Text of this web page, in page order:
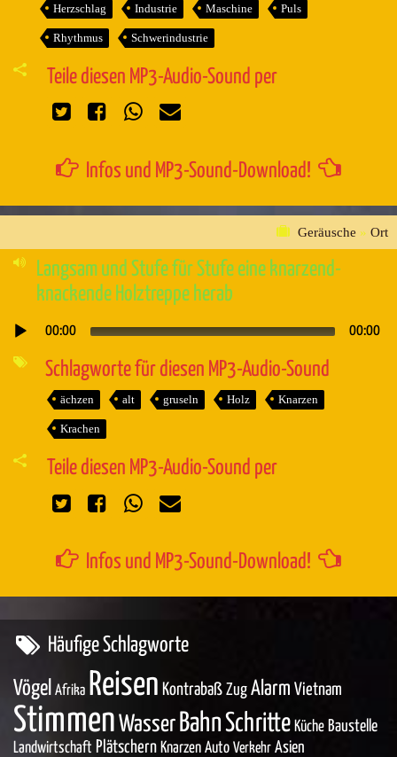
Herzschlag Industrie Maschine Puls
Rhythmus Schwerindustrie
Teile diesen MP3-Audio-Sound per
Infos und MP3-Sound-Download!
Geräusche » Ort
Langsam und Stufe für Stufe eine knarzend-
knackende Holztreppe herab
Audio-
00:00 00:00
Schlagworte für diesen MP3-Audio-Sound
ächzen alt gruseln Holz Knarzen
Krachen
Teile diesen MP3-Audio-Sound per
Infos und MP3-Sound-Download!
Häufige Schlagworte
Vögel Afrika Reisen Kontrabaß Zug Alarm Vietnam
StimmenWasser BahnSchritte Küche Baustelle
Landwirtschaft Plätschern Knarzen Auto Verkehr Asien